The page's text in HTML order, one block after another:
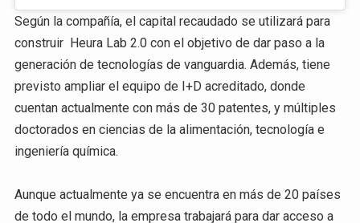
Según la compañía, el capital recaudado se utilizará para
construir Heura Lab 2.0 con el objetivo de dar paso a la
generación de tecnologías de vanguardia. Además, tiene
previsto ampliar el equipo de I+D acreditado, donde
cuentan actualmente con más de 30 patentes, y múltiples
doctorados en ciencias de la alimentación, tecnología e
ingeniería química.
Aunque actualmente ya se encuentra en más de 20 países
de todo el mundo, la empresa trabajará para dar acceso a